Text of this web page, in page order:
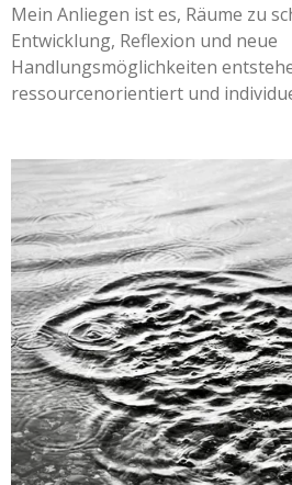
Mein Anliegen ist es, Räume zu
Entwicklung, Reflexion und neue
Handlungsmöglichkeiten
ressourcenorientiert und